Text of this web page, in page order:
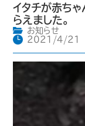
イタチが赤ち
らえました。
お知らせ
2021/4/21